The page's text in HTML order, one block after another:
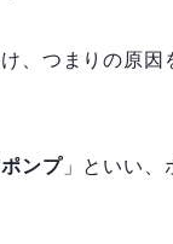
、つまりの原因
ンプ」といい、